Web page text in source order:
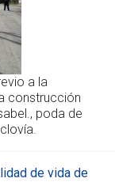
a la
construcción
poda de
de vida de